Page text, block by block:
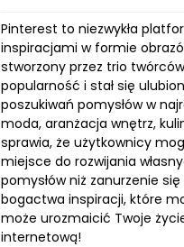
Pinterest to niezwykła
inspiracjami w formie
stworzony przez trio
popularność i stał się
poszukiwań pomysłów w
moda, aranżacja wnętrz,
sprawia, że użytkownicy
miejsce do rozwijania
pomysłów niż zanurzenie
bogactwa inspiracji, które
może urozmaicić Twoje
internetową!